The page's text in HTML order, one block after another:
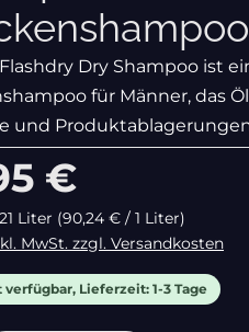
Dry Shampoo ist
für Männer, das
und
— ganz ohne Wasser. Es
contact, verleiht Volumen
Preis:
€
Liter (90,24 € / 1 Liter)
MwSt. zzgl. Versandkosten
verfügbar, Lieferzeit: 1-3 Tage